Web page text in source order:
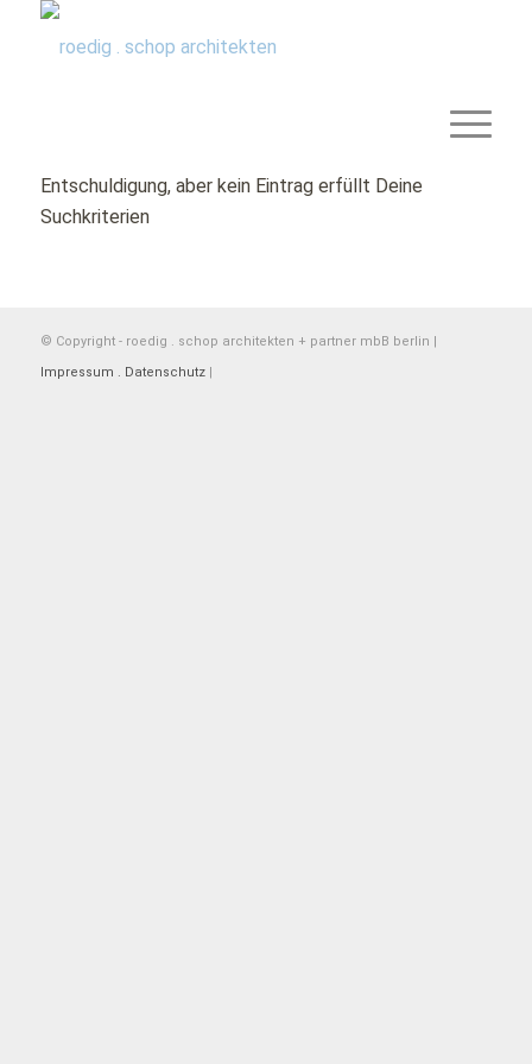
Entschuldigung, aber kein Eintrag erfüllt Deine
Suchkriterien
© Copyright - roedig . schop architekten + partner mbB berlin |
Impressum . Datenschutz|